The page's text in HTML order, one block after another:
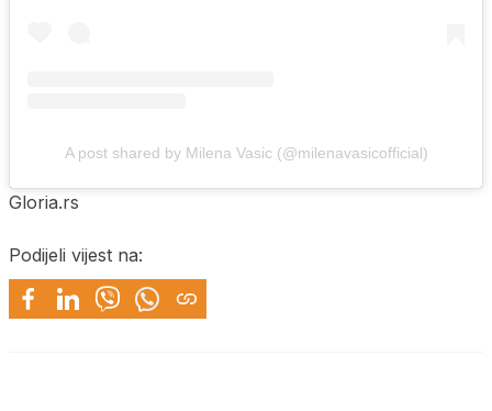
A post shared by Milena Vasic (@milenavasicofficial)
Gloria.rs
Podijeli vijest na: